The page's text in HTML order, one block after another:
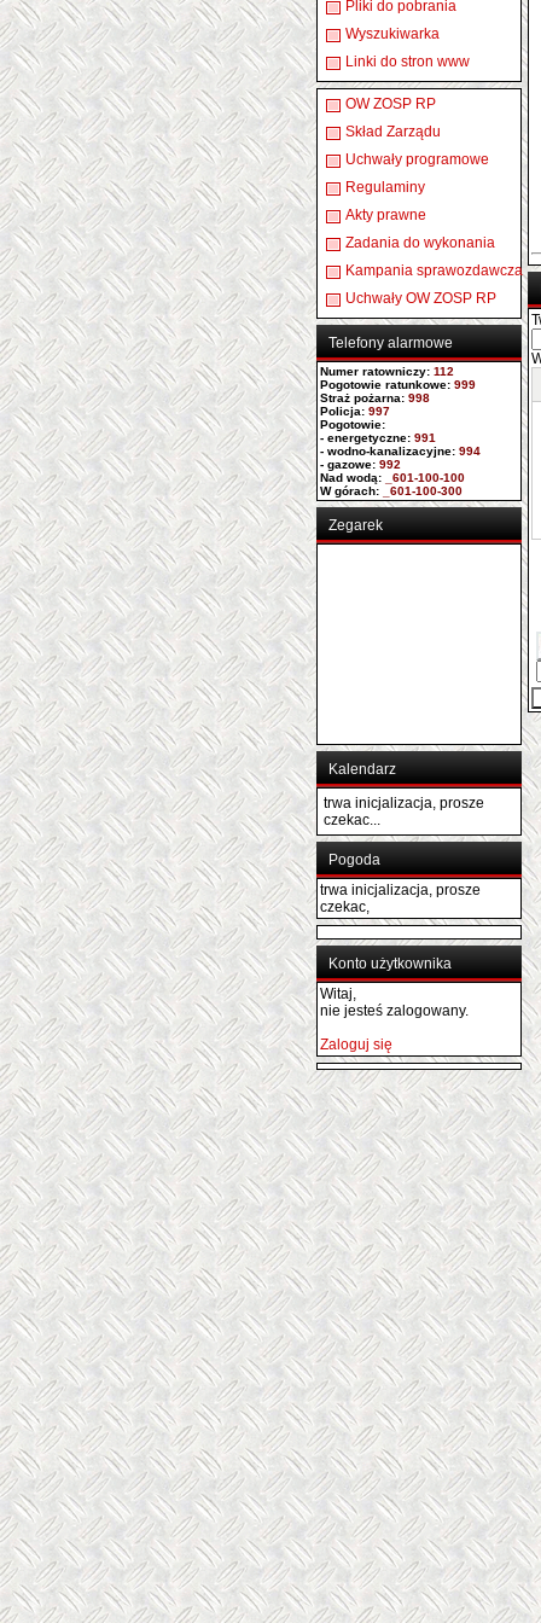
Pliki do pobrania
Wyszukiwarka
Linki do stron www
OW ZOSP RP
Skład Zarządu
Uchwały programowe
Regulaminy
Akty prawne
Zadania do wykonania
Kampania sprawozdawcza
Uchwały OW ZOSP RP
Telefony alarmowe
Numer ratowniczy: 112
Pogotowie ratunkowe: 999
Straż pożarna: 998
Policja: 997
Pogotowie:
- energetyczne: 991
- wodno-kanalizacyjne: 994
- gazowe: 992
Nad wodą: _601-100-100
W górach: _601-100-300
Zegarek
Kalendarz
trwa inicjalizacja, prosze
czekac...
Pogoda
trwa inicjalizacja, prosze
czekac,
Konto użytkownika
Witaj,
nie jesteś zalogowany.
Zaloguj się